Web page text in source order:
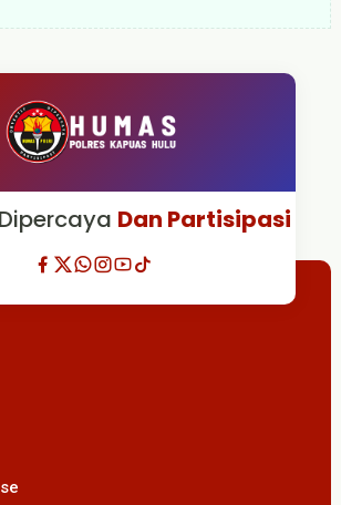
Dan Partisipasi